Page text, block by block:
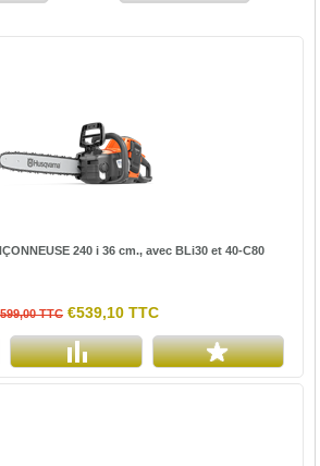
240 i 36 cm., avec BLi30 et 40-C80
TTC €539,10 TTC